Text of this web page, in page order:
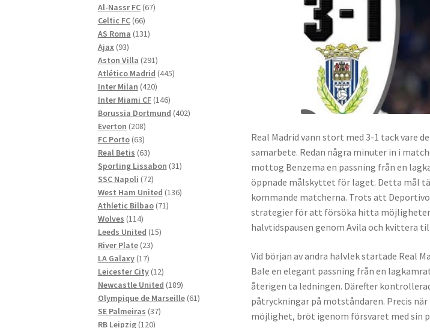
Real Madrid vann stort med 3-1 tack vare
samarbete. Redan några minuter in i
mottog Benzema en passning från en
öppnade målskyttet för laget. Detta mål
kommande matcherna. Trots att
strategier för att försöka hitta möjligheter
halvtidspausen genom Avila och kvittera
Vid början av andra halvlek startade Real
Bale en elegant passning från en
återigen ta ledningen. Därefter
påtryckningar på motståndaren. Precis
möjlighet, bröt igenom försvaret med sin
produkter
Al-Nassr FC 6767
Celtic FC 6666
produkter
AS Roma 131131
Ajax 9393
produkter
Aston Villa 291291
produkter
Atlético Madrid 445445
Inter Milan 420420
produkter
Inter Miami CF 146146
produkter
Borussia Dortmund 402402
Everton 208208
produkter
FC Porto 6363
produkter
Real Betis 6363
produkter
Sporting Lissabon 3131
SSC Napoli 7272
produkter
West Ham United 136136
Athletic Bilbao 7171
Wolves 114114
produkter
Leeds United 1515
River Plate 2323
LA Galaxy 1717
produkter
Leicester City 1212
produkter
Newcastle United 189189
produkter
Olympique de Marseille 6161
SE Palmeiras 3737
RB Leipzig 120120